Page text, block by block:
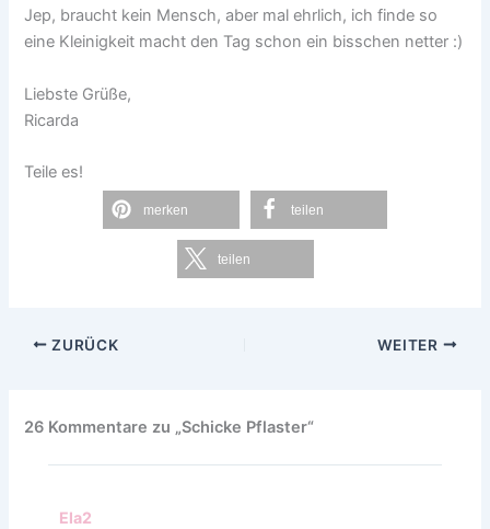
Jep, braucht kein Mensch, aber mal ehrlich, ich finde so
eine Kleinigkeit macht den Tag schon ein bisschen netter :)
Liebste Grüße,
Ricarda
Teile es!
merken teilen
teilen
ZURÜCK WEITER
26 Kommentare zu „Schicke Pflaster“
Ela2